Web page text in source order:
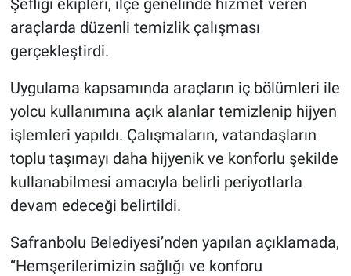
araçlarda düzenli temizlik çalışması
gerçekleştirdi.
Uygulama kapsamında araçların iç bölümleri ile
yolcu kullanımına açık alanlar temizlenip hijyen
işlemleri yapıldı. Çalışmaların, vatandaşların
toplu taşımayı daha hijyenik ve konforlu şekilde
kullanabilmesi amacıyla belirli periyotlarla
devam edeceği belirtildi.
Safranbolu Belediyesi’nden yapılan açıklamada,
“Hemşerilerimizin sağlığı ve konforu